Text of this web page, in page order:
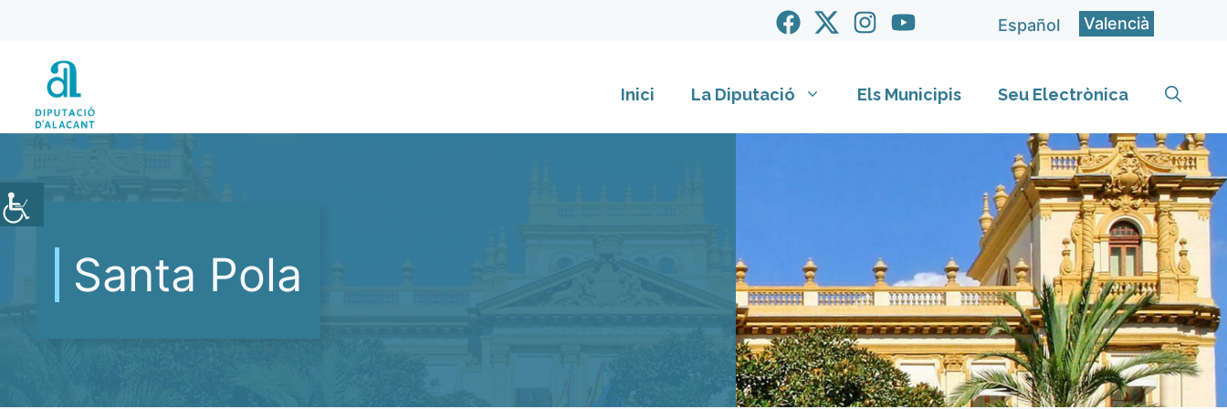
contingut
Español Valencià
Inici La Diputació Els Municipis Seu Electrònica
Santa Pola